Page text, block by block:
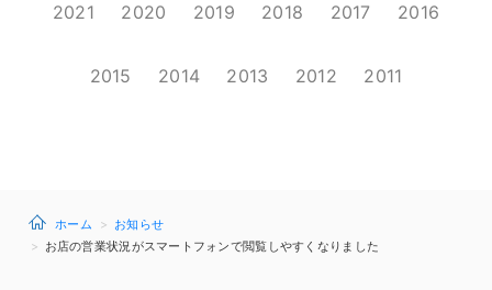
2021 2020 2019 2018 2017 2016
2015 2014 2013 2012 2011
ホーム
お知らせ
お店の営業状況がスマートフォンで閲覧しやすくなりました